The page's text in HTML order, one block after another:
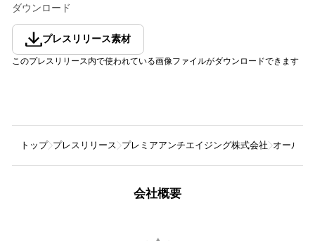
ダウンロード
プレスリリース素材
このプレスリリース内で使われている画像ファイルがダウンロードできます
トップ プレスリリース プレミアアンチエイジング株式会社 オールイ
会社概要